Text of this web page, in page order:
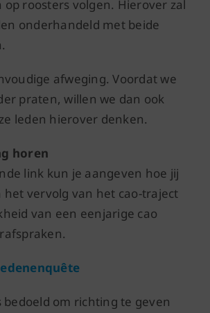
roosters volgen. Hierover zal
onderhandeld met beide
afweging. Voordat we
praten, willen we dan ook
leden hierover denken.
horen
link kun je aangeven hoe jij
vervolg van het cao-traject
van een eenjarige cao
bedoeld om richting te geven